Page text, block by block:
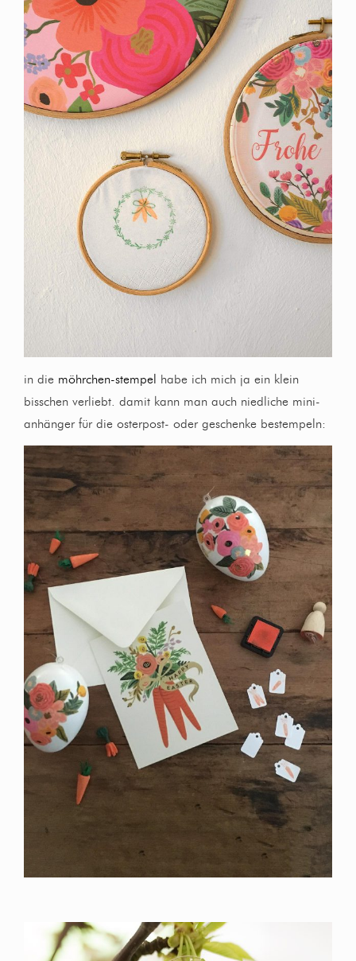
in die möhrchen-stempel
habe ich mich ja ein klein
bisschen verliebt. damit kann man auch niedliche mini-
anhänger für die osterpost- oder geschenke bestempeln: